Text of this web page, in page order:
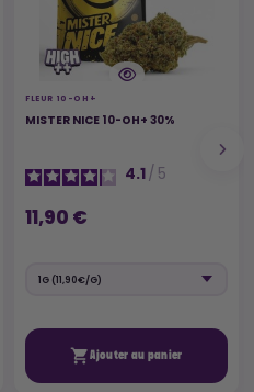
FLEUR 10-OH+
MISTER NICE 10-OH+ 30%
4.1/ 5
11,90 €
Ajouter au panier